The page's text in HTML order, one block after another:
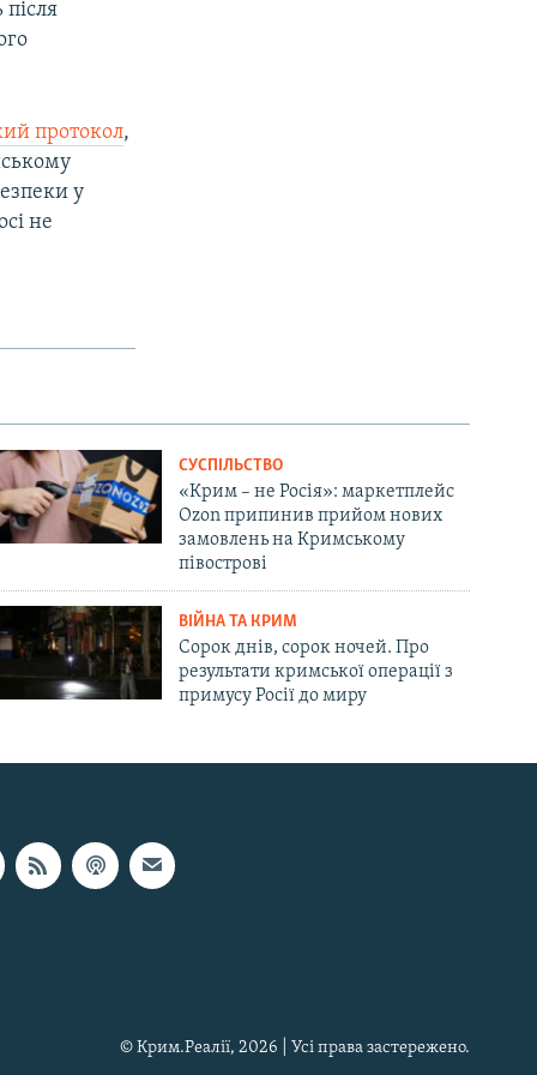
e
протокол,
у
не
СУСПІЛЬСТВО
«Крим – не Росія»: маркетплейс
Ozon припинив прийом нових
замовлень на Кримському
півострові
ВІЙНА ТА КРИМ
Сорок днів, сорок ночей. Про
результати кримської операції з
примусу Росії до миру
© Крим.Реалії, 2026 | Усі права застережено.